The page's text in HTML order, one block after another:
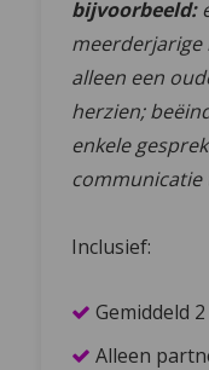
bijvoorbeeld:
meerderjarige
alleen een
herzien;
enkele
communicatie
Inclusief:
Gemiddeld
Alleen